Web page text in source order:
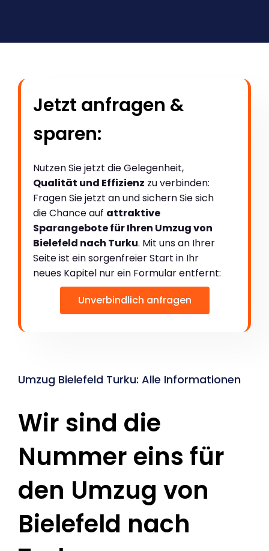
Jetzt anfragen &
sparen:
Nutzen Sie jetzt die Gelegenheit,
Qualität und Effizienz zu verbinden:
Fragen Sie jetzt an und sichern Sie sich
die Chance auf attraktive
Sparangebote für Ihren Umzug von
Bielefeld nach Turku. Mit uns an Ihrer
Seite ist ein sorgenfreier Start in Ihr
neues Kapitel nur ein Formular entfernt:
Unverbindlich anfragen
Umzug Bielefeld Turku: Alle Informationen
Wir sind die
Nummer eins für
den Umzug von
Bielefeld nach